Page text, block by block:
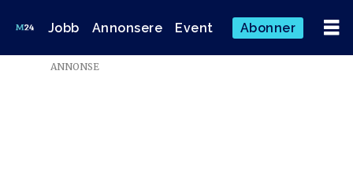
Jobb Annonsere Event Abonner
Emne:
ANNONSE